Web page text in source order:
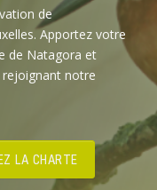
de
Apportez votre
de Natagora et
notre
LA CHARTE